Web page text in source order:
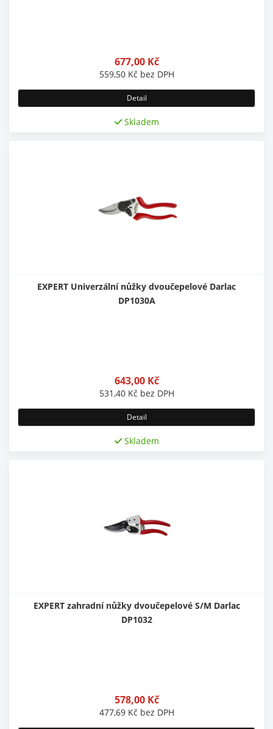
677,00 Kč
559,50 Kč bez DPH
Detail
Skladem
EXPERT Univerzální nůžky dvoučepelové Darlac
DP1030A
643,00 Kč
531,40 Kč bez DPH
Detail
Skladem
EXPERT zahradní nůžky dvoučepelové S/M Darlac
DP1032
578,00 Kč
477,69 Kč bez DPH